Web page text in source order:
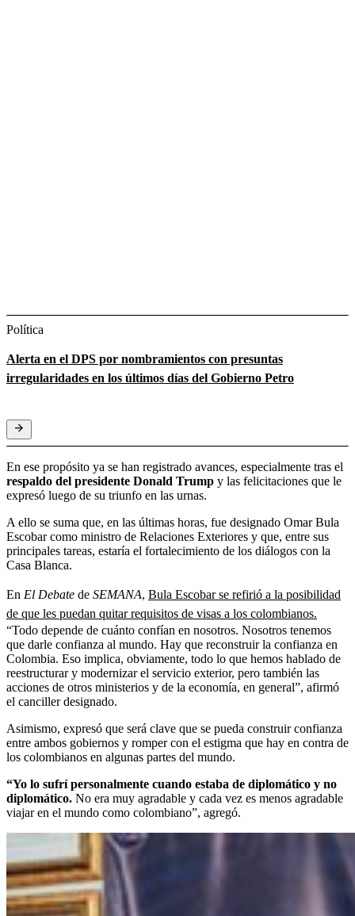
Política
Alerta en el DPS por nombramientos con presuntas
irregularidades en los últimos días del Gobierno Petro
En ese propósito ya se han registrado avances, especialmente tras el
respaldo del presidente Donald Trump y las felicitaciones que le
expresó luego de su triunfo en las urnas.
A ello se suma que, en las últimas horas, fue designado Omar Bula
Escobar como ministro de Relaciones Exteriores y que, entre sus
principales tareas, estaría el fortalecimiento de los diálogos con la
Casa Blanca.
En El Debate de SEMANA, Bula Escobar se refirió a la posibilidad
de que les puedan quitar requisitos de visas a los colombianos.
“Todo depende de cuánto confían en nosotros. Nosotros tenemos
que darle confianza al mundo. Hay que reconstruir la confianza en
Colombia. Eso implica, obviamente, todo lo que hemos hablado de
reestructurar y modernizar el servicio exterior, pero también las
acciones de otros ministerios y de la economía, en general”, afirmó
el canciller designado.
Asimismo, expresó que será clave que se pueda construir confianza
entre ambos gobiernos y romper con el estigma que hay en contra de
los colombianos en algunas partes del mundo.
“Yo lo sufrí personalmente cuando estaba de diplomático y no
diplomático. No era muy agradable y cada vez es menos agradable
viajar en el mundo como colombiano”, agregó.